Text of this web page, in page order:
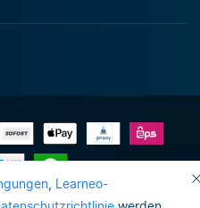
, Learneo-